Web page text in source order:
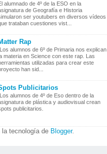
alumnado de 4º de la ESO en la
de Geografía e Historia
ser youtubers en diversos vídeos
trataban cuestiones vist...
Rap
Los alumnos de 6º de Primaria nos explican
materia en Science con este rap. Las
utilizadas para crear este
han sid...
Publicitarios
Los alumnos de 4º de Eso dentro de la
de plástica y audiovisual crean
publicitarios.
la tecnología de Blogger.